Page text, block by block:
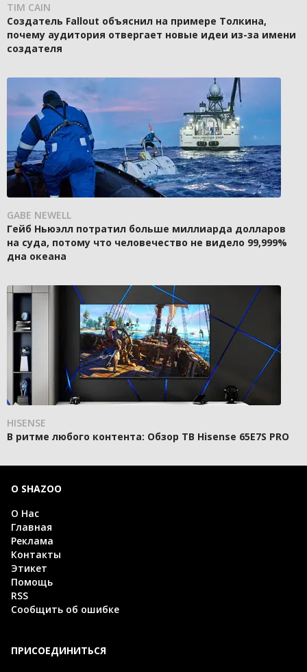
TIM CAIN
Создатель Fallout объяснил на примере Толкина,
почему аудитория отвергает новые идеи из-за имени
создателя
GABE NEWELL
Гейб Ньюэлл потратил больше миллиарда долларов
на суда, потому что человечество не видело 99,999%
дна океана
HISENSE
В ритме любого контента: Обзор ТВ Hisense 65E7S PRO
О SHAZOO
О Нас
Главная
Реклама
Контакты
Этикет
Помощь
RSS
Сообщить об ошибке
ПРИСОЕДИНИТЬСЯ